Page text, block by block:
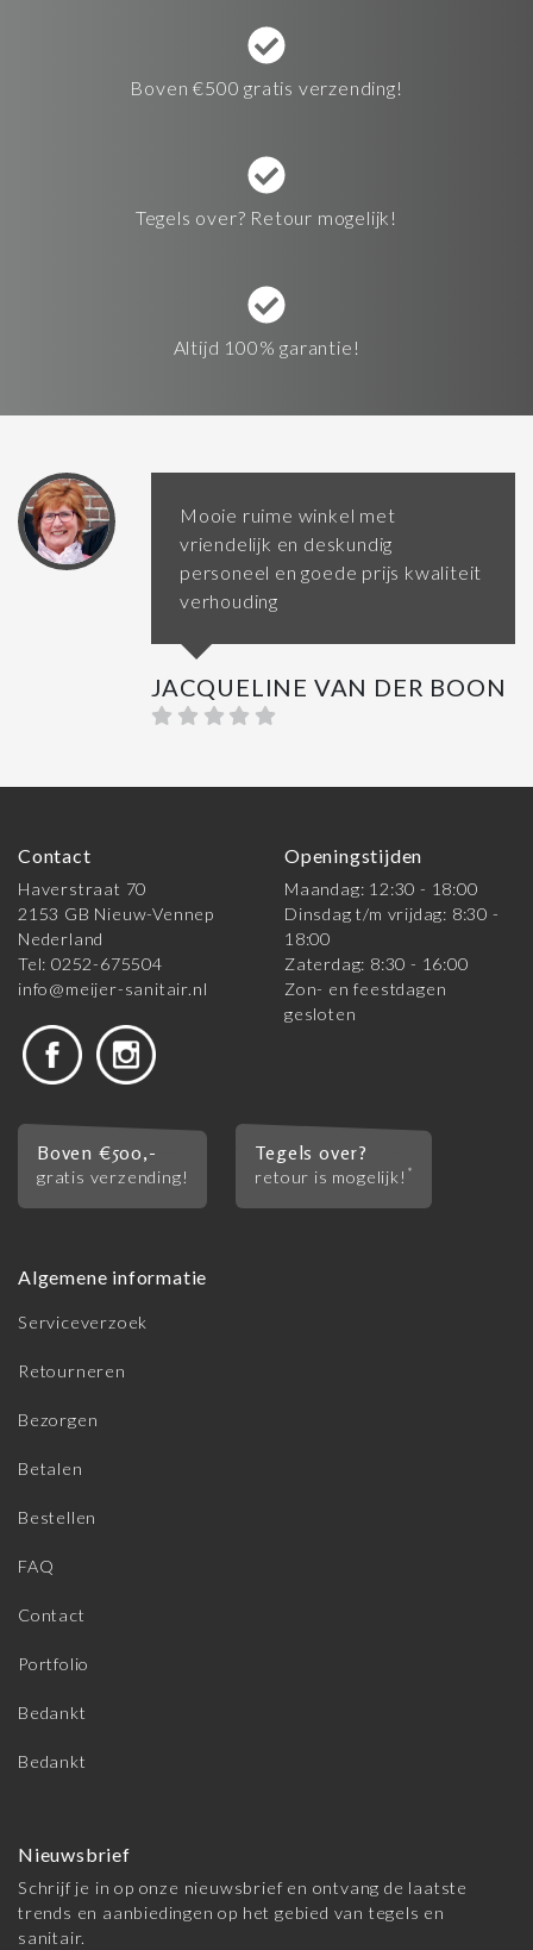
Boven €500 gratis verzending!
Tegels over? Retour mogelijk!
Altijd 100% garantie!
Mooie ruime winkel met
vriendelijk en deskundig
personeel en goede prijs kwaliteit
verhouding
JACQUELINE VAN DER BOON
Contact
Haverstraat 70
2153 GB Nieuw-Vennep
Nederland
Tel: 0252-675504
info@meijer-sanitair.nl
Openingstijden
Maandag: 12:30 - 18:00
Dinsdag t/m vrijdag: 8:30 -
18:00
Zaterdag: 8:30 - 16:00
Zon- en feestdagen
gesloten
Boven €500,-
gratis verzending!
Tegels over?
retour is mogelijk! *
Algemene informatie
Serviceverzoek
Retourneren
Bezorgen
Betalen
Bestellen
FAQ
Contact
Portfolio
Bedankt
Bedankt
Nieuwsbrief
Schrijf je in op onze nieuwsbrief en ontvang de laatste
trends en aanbiedingen op het gebied van tegels en
sanitair.